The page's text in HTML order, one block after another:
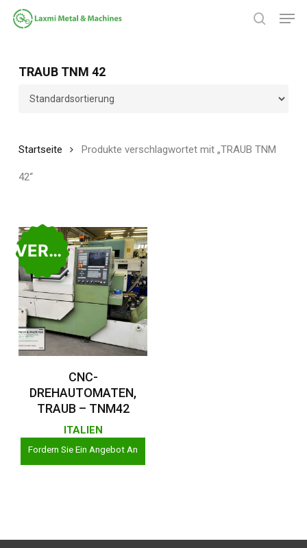
Zum
Hauptinhalt
TRAUB TNM 42
Startseite Produkte verschlagwortet mit „TRAUB TNM
42“
VERKAUFT
Weiterlesen
CNC-
DREHAUTOMATEN,
TRAUB – TNM42
ITALIEN
Fordern Sie Ein Angebot An